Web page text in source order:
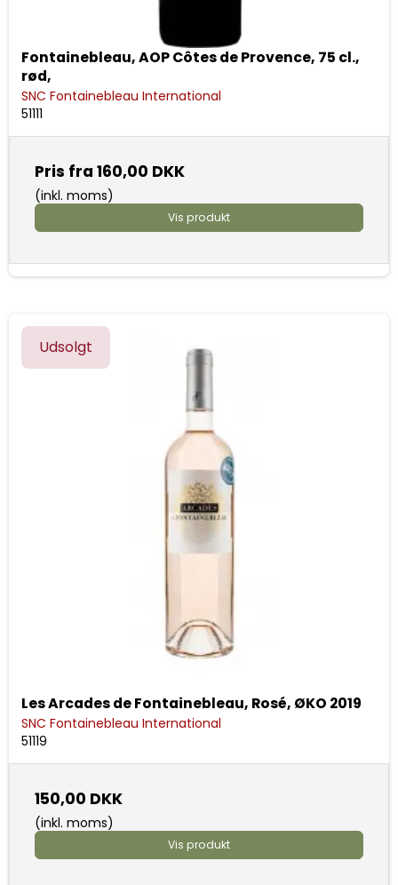
Fontainebleau, AOP Côtes de Provence, 75 cl.,
rød,
SNC Fontainebleau International
51111
Pris fra 160,00 DKK
(inkl. moms)
Vis produkt
Udsolgt
Les Arcades de Fontainebleau, Rosé, ØKO 2019
SNC Fontainebleau International
51119
150,00 DKK
(inkl. moms)
Vis produkt